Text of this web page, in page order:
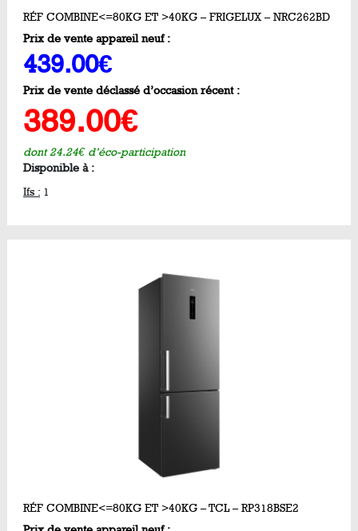
RÉF COMBINE<=80KG ET >40KG – FRIGELUX – NRC262BD
Prix de vente appareil neuf :
439.00€
Prix de vente déclassé d’occasion récent :
389.00€
dont 24.24€ d’éco-participation
Disponible à :
Ifs : 1
RÉF COMBINE<=80KG ET >40KG – TCL – RP318BSE2